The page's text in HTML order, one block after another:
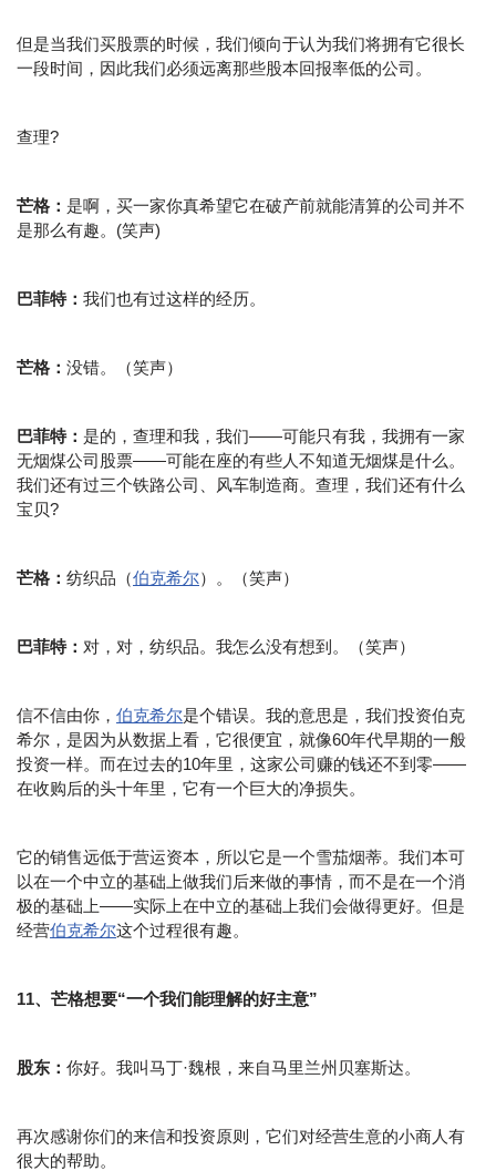
但是当我们买股票的时候，我们倾向于认为我们将拥有它很长
一段时间，因此我们必须远离那些股本回报率低的公司。
查理?
芒格： 是啊，买一家你真希望它在破产前就能清算的公司并不
是那么有趣。(笑声)
巴菲特： 我们也有过这样的经历。
芒格： 没错。（笑声）
巴菲特： 是的，查理和我，我们——可能只有我，我拥有一家
无烟煤公司股票——可能在座的有些人不知道无烟煤是什么。
我们还有过三个铁路公司、风车制造商。查理，我们还有什么
宝贝?
芒格： 纺织品（伯克希尔）。（笑声）
巴菲特： 对，对，纺织品。我怎么没有想到。（笑声）
信不信由你， 伯克希尔是个错误。我的意思是，我们投资伯克
希尔，是因为从数据上看，它很便宜，就像60年代早期的一般
投资一样。而在过去的10年里，这家公司赚的钱还不到零——
在收购后的头十年里，它有一个巨大的净损失。
它的销售远低于营运资本，所以它是一个雪茄烟蒂。我们本可
以在一个中立的基础上做我们后来做的事情，而不是在一个消
极的基础上——实际上在中立的基础上我们会做得更好。但是
经营伯克希尔这个过程很有趣。
11、芒格想要“一个我们能理解的好主意”
股东： 你好。我叫马丁·魏根，来自马里兰州贝塞斯达。
再次感谢你们的来信和投资原则，它们对经营生意的小商人有
很大的帮助。